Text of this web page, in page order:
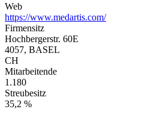
Web
https://www.medartis.com/
Firmensitz
Hochbergerstr. 60E
4057, BASEL
CH
Mitarbeitende
1.180
Streubesitz
35,2 %